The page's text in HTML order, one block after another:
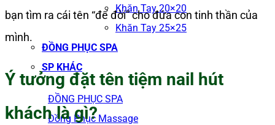
Khăn Tay 20×20
Khăn Tay 25×25
ĐỒNG PHỤC SPA
SP KHÁC
ĐỒNG PHỤC SPA
Đồng Phục Massage
bạn tìm ra cái tên “để đời” cho đứa con tinh thần của
mình.
Ý tưởng đặt tên tiệm nail hút
khách là gì?